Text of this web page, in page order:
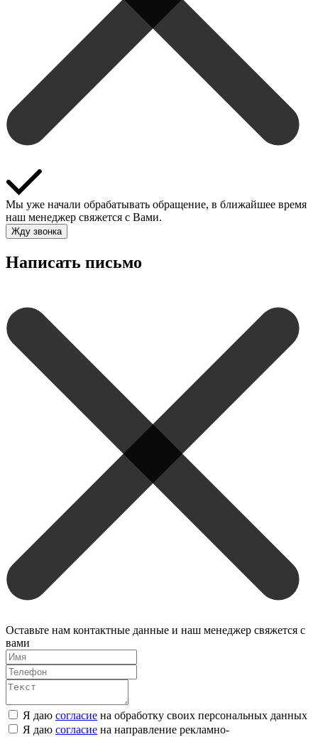
Мы уже начали обрабатывать обращение, в ближайшее время
наш менеджер свяжется с Вами.
Жду звонка
Написать письмо
Оставьте нам контактные данные и наш менеджер свяжется с
вами
Я даю согласие на обработку своих персональных данных
Я даю согласие на направление рекламно-